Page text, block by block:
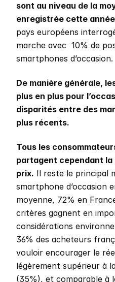
sont au niveau de la
enregistrée cette année
pays européens
marche avec  10% de
smartphones d’occasion.
De manière générale,
plus en plus pour
disparités entre des
plus récents.
Tous les
partagent cependant la
prix. Il reste le principal
smartphone d’occasion
moyenne, 72% en
critères gagnent en
considérations
36% des acheteurs
vouloir encourager le
légèrement supérieur à